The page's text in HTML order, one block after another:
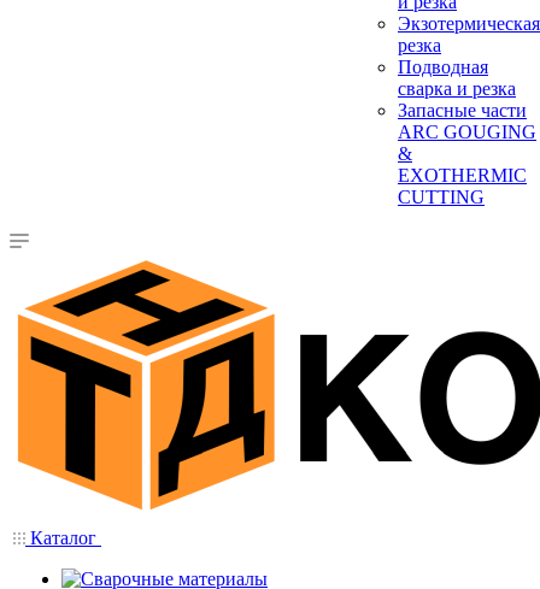
Экзотермическая
резка
Подводная
сварка и резка
Запасные части
ARC GOUGING
&
EXOTHERMIC
CUTTING
Каталог